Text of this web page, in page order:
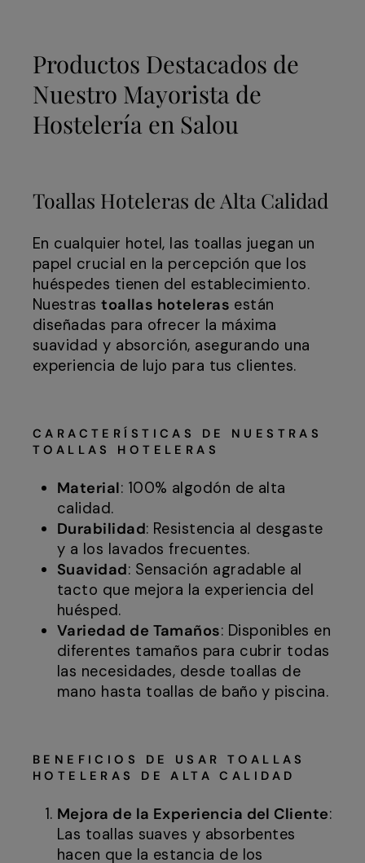
Productos Destacados de
Nuestro Mayorista de
Hostelería en Salou
Toallas Hoteleras de Alta Calidad
En cualquier hotel, las toallas juegan un
papel crucial en la percepción que los
huéspedes tienen del establecimiento.
Nuestrastoallas hoteleras están
diseñadas para ofrecer la máxima
suavidad y absorción, asegurando una
experiencia de lujo para tus clientes.
CARACTERÍSTICAS DE NUESTRAS
TOALLAS HOTELERAS
Material: 100% algodón de alta
calidad.
Durabilidad: Resistencia al desgaste
y a los lavados frecuentes.
Suavidad: Sensación agradable al
tacto que mejora la experiencia del
huésped.
Variedad de Tamaños: Disponibles en
diferentes tamaños para cubrir todas
las necesidades, desde toallas de
mano hasta toallas de baño y piscina.
BENEFICIOS DE USAR TOALLAS
HOTELERAS DE ALTA CALIDAD
Mejora de la Experiencia del Cliente:
Las toallas suaves y absorbentes
hacen que la estancia de los